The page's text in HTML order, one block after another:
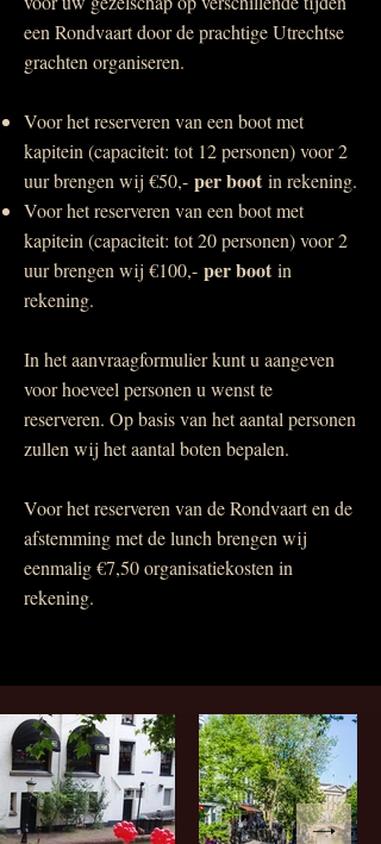
een Rondvaart door de prachtige Utrechtse
grachten organiseren.
Voor het reserveren van een boot met
kapitein (capaciteit: tot 12 personen) voor 2
uur brengen wij €50,- per bootin rekening.
Voor het reserveren van een boot met
kapitein (capaciteit: tot 20 personen) voor 2
uur brengen wij €100,- per bootin
rekening.
In het aanvraagformulier kunt u aangeven
voor hoeveel personen u wenst te
reserveren. Op basis van het aantal personen
zullen wij het aantal boten bepalen.
Voor het reserveren van de Rondvaart en de
afstemming met de lunch brengen wij
eenmalig €7,50 organisatiekosten in
rekening.​